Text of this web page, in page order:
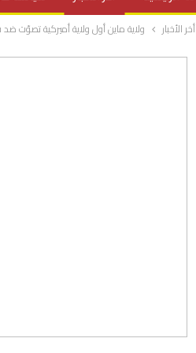
صحة وتغذية
المرأة والحياة أخر الأخبار ولاية ماين أول ولاية أميركية تصوّت ضد